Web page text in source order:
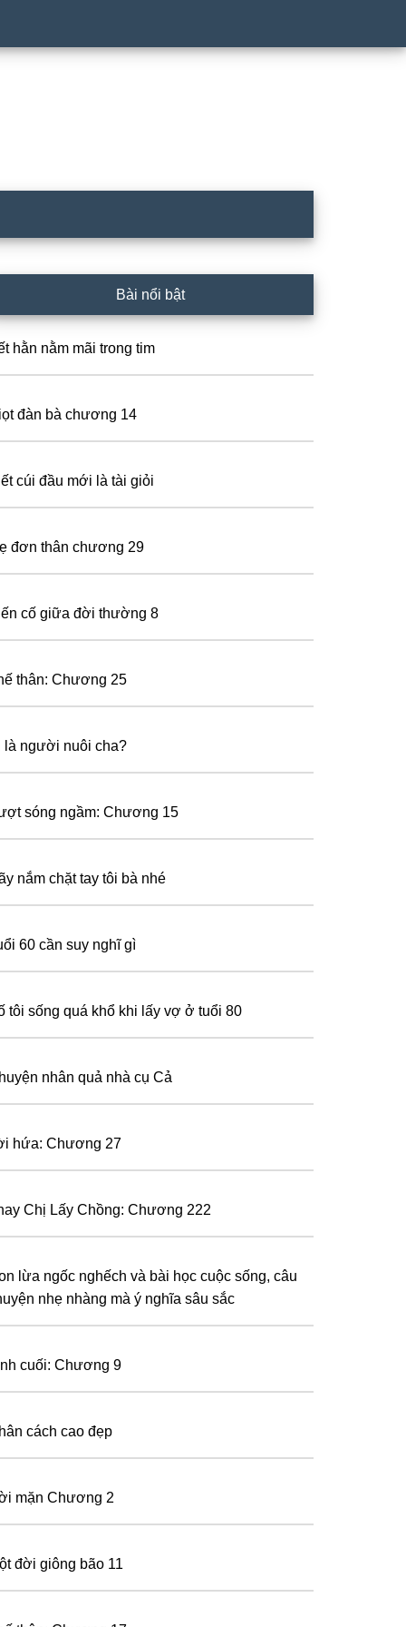
Bài nổi bật
hằn nằm mãi trong tim
đàn bà chương 14
cúi đầu mới là tài giỏi
đơn thân chương 29
cố giữa đời thường 8
thân: Chương 25
là người nuôi cha?
sóng ngầm: Chương 15
nắm chặt tay tôi bà nhé
60 cần suy nghĩ gì
tôi sống quá khổ khi lấy vợ ở tuổi 80
nhân quả nhà cụ Cả
hứa: Chương 27
Chị Lấy Chồng: Chương 222
lừa ngốc nghếch và bài học cuộc sống, câu
nhẹ nhàng mà ý nghĩa sâu sắc
cuối: Chương 9
cách cao đẹp
mặn Chương 2
đời giông bão 11